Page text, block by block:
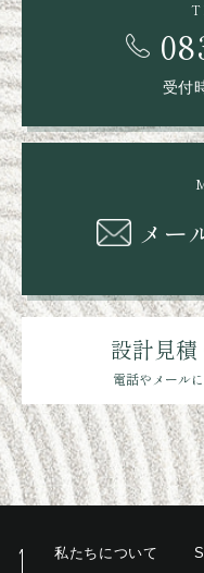
受付
メー
設計見
電話やメール
私たちについて